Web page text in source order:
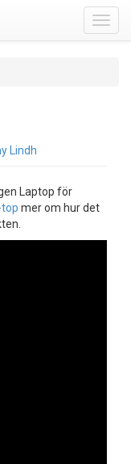
Lindh
Laptop för
mer om hur det